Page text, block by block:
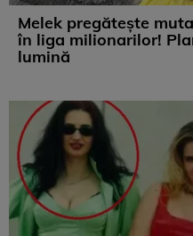
Melek pregătește
în liga milionarilor!
lumină